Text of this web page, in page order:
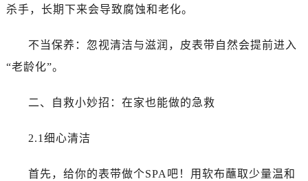
杀手，长期下来会导致腐蚀和老化。
不当保养：忽视清洁与滋润，皮表带自然会提前进入
“老龄化”。
二、自救小妙招：在家也能做的急救
2.1细心清洁
首先，给你的表带做个SPA吧！用软布蘸取少量温和